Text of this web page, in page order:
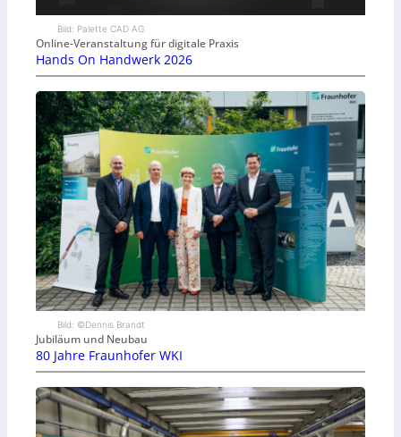
Bild: Palette CAD AG
Online-Veranstaltung für digitale Praxis
Hands On Handwerk 2026
Bild: ©Dennis Brandt
Jubiläum und Neubau
80 Jahre Fraunhofer WKI